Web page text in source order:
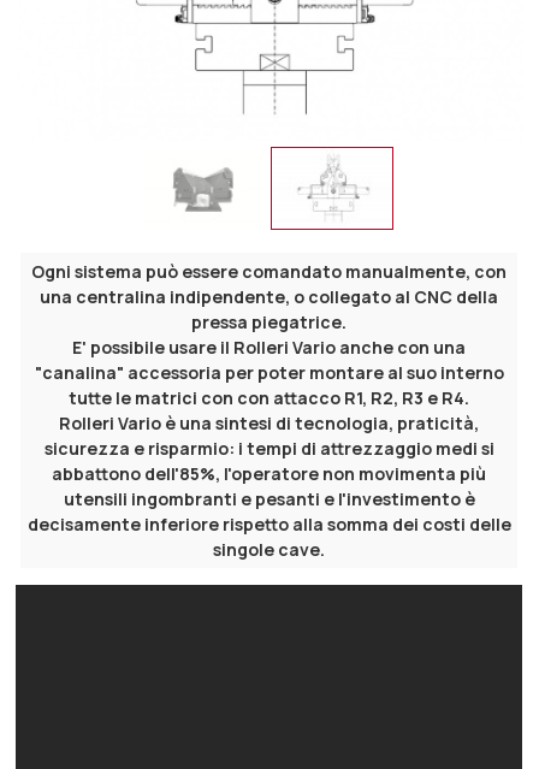
Ogni sistema può essere comandato manualmente, con
una centralina indipendente, o collegato al CNC della
pressa piegatrice.
E' possibile usare il Rolleri Vario anche con una
"canalina" accessoria per poter montare al suo interno
tutte le matrici con con attacco R1, R2, R3 e R4.
Rolleri Vario è una sintesi di tecnologia, praticità,
sicurezza e risparmio: i tempi di attrezzaggio medi si
abbattono dell'85%, l'operatore non movimenta più
utensili ingombranti e pesanti e l'investimento è
decisamente inferiore rispetto alla somma dei costi delle
singole cave.